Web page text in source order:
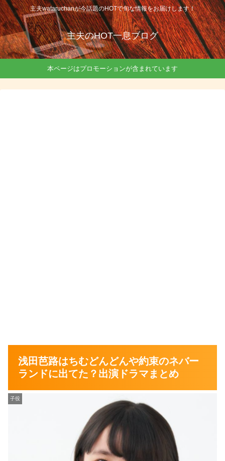
主夫wataruchanが今話題のHOTで旬な情報をお届けします！
主夫のHOT一息ブログ
本ページはプロモーションが含まれています
浅田芭路はちむどんどんや約束のネバー
ランドに出てた？出演ドラマまとめ
子役